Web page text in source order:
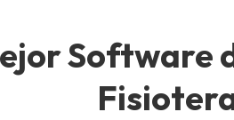
Software